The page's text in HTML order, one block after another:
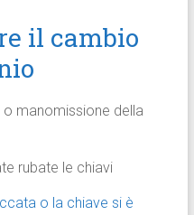
il cambio
manomissione della
rubate le chiavi
o la chiave si è